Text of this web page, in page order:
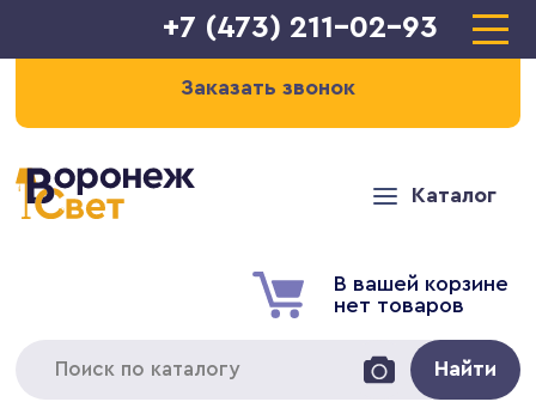
+7 (473) 211-02-93
Заказать звонок
Каталог
В вашей корзине
нет товаров
Найти